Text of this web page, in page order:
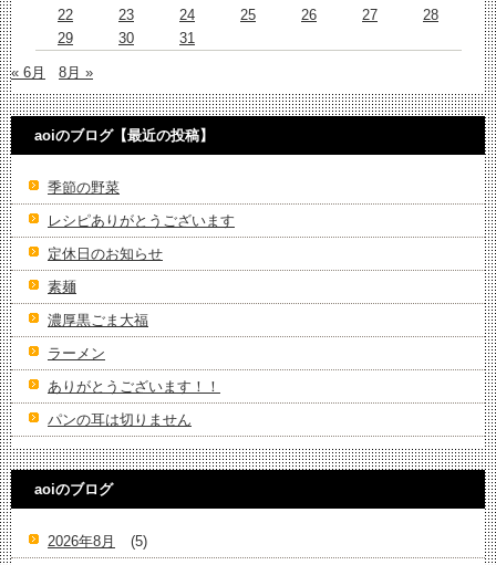
22
23 24 25 26 27
28
29
30 31
« 6月 8月 »
aoiのブログ【最近の投稿】
季節の野菜
レシピありがとうございます
定休日のお知らせ
素麺
濃厚黒ごま大福
ラーメン
ありがとうございます！！
パンの耳は切りません
aoiのブログ
2026年8月
(5)